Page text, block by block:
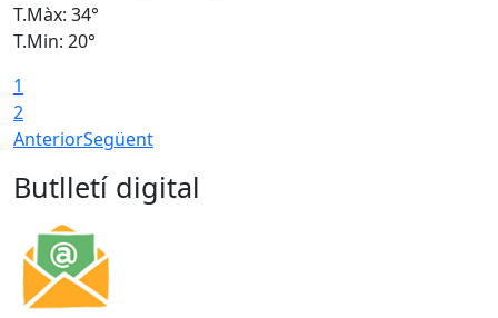
T.Màx: 34°
T.Min: 20°
1
2
AnteriorSegüent
Butlletí digital